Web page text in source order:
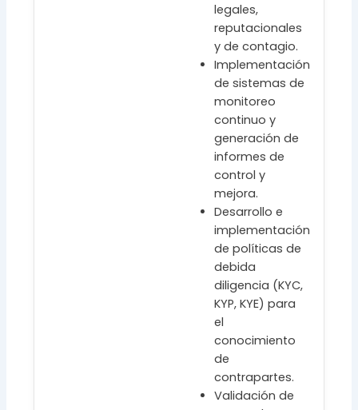
legales,
reputacionales
y de contagio.
Implementación
de sistemas de
monitoreo
continuo y
generación de
informes de
control y
mejora.
Desarrollo e
implementación
de políticas de
debida
diligencia (KYC,
KYP, KYE) para
el
conocimiento
de
contrapartes.
Validación de